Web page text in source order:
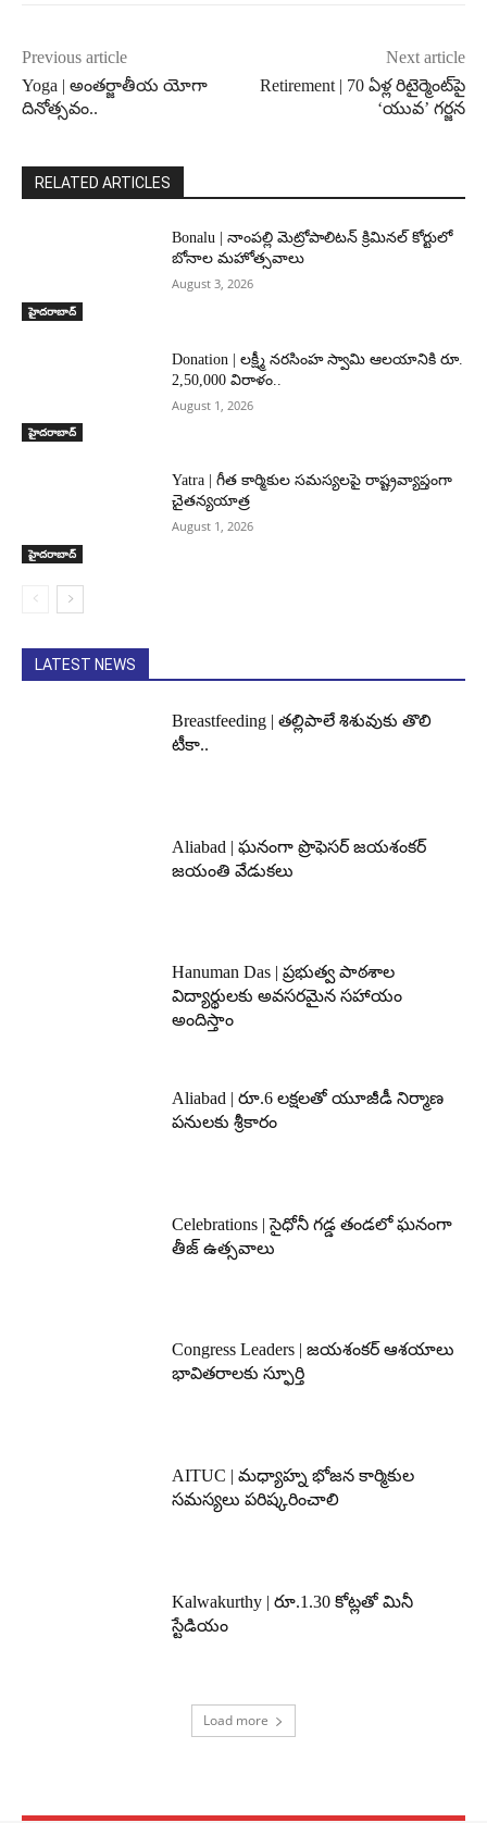
Previous article
Yoga | అంతర్జాతీయ యోగా
దినోత్సవం..
Next article
Retirement | 70 ఏళ్ల రిటైర్మెంట్‌పై
‘యువ’ గర్జన
RELATED ARTICLES
హైదరాబాద్‌
Bonalu | నాంపల్లి మెట్రోపాలిటన్ క్రిమినల్ కోర్టులో
బోనాల మహోత్సవాలు
August 3, 2026
హైదరాబాద్‌
Donation | లక్ష్మీ నరసింహ స్వామి ఆలయానికి రూ.
2,50,000 విరాళం..
August 1, 2026
హైదరాబాద్‌
Yatra | గీత కార్మికుల సమస్యలపై రాష్ట్రవ్యాప్తంగా
చైతన్యయాత్ర
August 1, 2026
LATEST NEWS
Breastfeeding | తల్లిపాలే శిశువుకు తొలి
టీకా..
Aliabad | ఘనంగా ప్రొఫెసర్ జయశంకర్
జయంతి వేడుకలు
Hanuman Das | ప్రభుత్వ పాఠశాల
విద్యార్థులకు అవసరమైన సహాయం
అందిస్తాం
Aliabad | రూ.6 లక్షలతో యూజీడీ నిర్మాణ
పనులకు శ్రీకారం
Celebrations | సైధోనీ గడ్డ తండలో ఘనంగా
తీజ్ ఉత్సవాలు
Congress Leaders | జయశంకర్ ఆశయాలు
భావితరాలకు స్ఫూర్తి
AITUC | మధ్యాహ్న భోజన కార్మికుల
సమస్యలు పరిష్కరించాలి
Kalwakurthy | రూ.1.30 కోట్లతో మినీ
స్టేడియం
Load more